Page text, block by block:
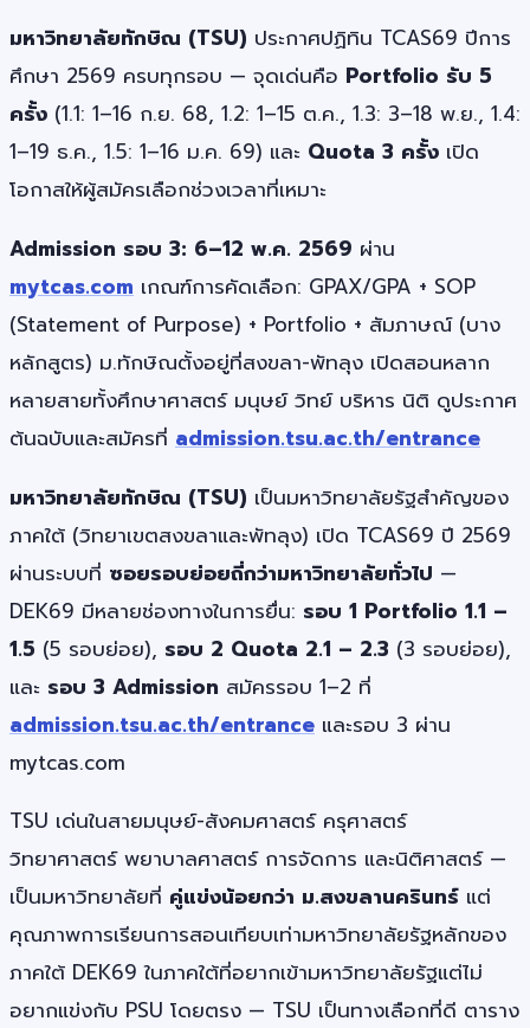
มหาวิทยาลัยทักษิณ (TSU) ประกาศปฏิทิน TCAS69 ปีการ
ศึกษา 2569 ครบทุกรอบ — จุดเด่นคือ Portfolio รับ 5
ครั้ง (1.1: 1–16 ก.ย. 68, 1.2: 1–15 ต.ค., 1.3: 3–18 พ.ย., 1.4:
1–19 ธ.ค., 1.5: 1–16 ม.ค. 69) และ Quota 3 ครั้ง เปิด
โอกาสให้ผู้สมัครเลือกช่วงเวลาที่เหมาะ
Admission รอบ 3: 6–12 พ.ค. 2569 ผ่าน
mytcas.com เกณฑ์การคัดเลือก: GPAX/GPA + SOP
(Statement of Purpose) + Portfolio + สัมภาษณ์ (บาง
หลักสูตร) ม.ทักษิณตั้งอยู่ที่สงขลา-พัทลุง เปิดสอนหลาก
หลายสายทั้งศึกษาศาสตร์ มนุษย์ วิทย์ บริหาร นิติ ดูประกาศ
ต้นฉบับและสมัครที่ admission.tsu.ac.th/entrance
มหาวิทยาลัยทักษิณ (TSU) เป็นมหาวิทยาลัยรัฐสำคัญของ
ภาคใต้ (วิทยาเขตสงขลาและพัทลุง) เปิด TCAS69 ปี 2569
ผ่านระบบที่ ซอยรอบย่อยถี่กว่ามหาวิทยาลัยทั่วไป —
DEK69 มีหลายช่องทางในการยื่น: รอบ 1 Portfolio 1.1 –
1.5 (5 รอบย่อย), รอบ 2 Quota 2.1 – 2.3 (3 รอบย่อย),
และ รอบ 3 Admission สมัครรอบ 1–2 ที่
admission.tsu.ac.th/entrance และรอบ 3 ผ่าน
mytcas.com
TSU เด่นในสายมนุษย์-สังคมศาสตร์ ครุศาสตร์
วิทยาศาสตร์ พยาบาลศาสตร์ การจัดการ และนิติศาสตร์ —
เป็นมหาวิทยาลัยที่ คู่แข่งน้อยกว่า ม.สงขลานครินทร์ แต่
คุณภาพการเรียนการสอนเทียบเท่ามหาวิทยาลัยรัฐหลักของ
ภาคใต้ DEK69 ในภาคใต้ที่อยากเข้ามหาวิทยาลัยรัฐแต่ไม่
อยากแข่งกับ PSU โดยตรง — TSU เป็นทางเลือกที่ดี ตาราง